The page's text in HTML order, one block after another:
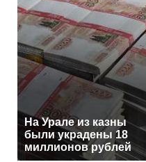
На Урале из казны
были украдены 18
миллионов рублей